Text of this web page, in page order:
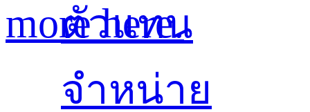
ตัวแทน
จำหน่าย
more here.